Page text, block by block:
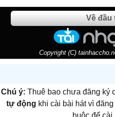
Về đầu
Copyright (C)
Chú ý: Thuê bao chưa đăng ký
tự động khi cài bài hát vì
buộc để